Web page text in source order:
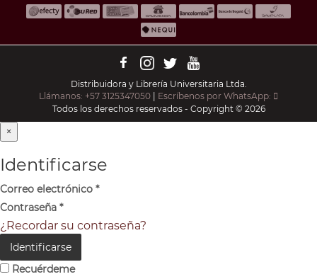
Distribuidora y Librería Universitaria Ltda.
Llámanos: +57 3125347050 | Escríbenos por WhatsApp:
Todos los derechos reservados - Copyright © 2026
×
Identificarse
Correo electrónico *
Contraseña *
¿Recordar su contraseña?
Identificarse
Recuérdeme